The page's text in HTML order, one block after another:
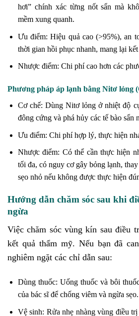
hơi” chính xác từng nốt sẩn mà
mềm xung quanh.
Ưu điểm: Hiệu quả cao (>95%), an
thời gian hồi phục nhanh, mang lại
Nhược điểm: Chi phí cao hơn các
Phương pháp áp lạnh bằng Nitơ lỏng
Cơ chế: Dùng Nitơ lỏng ở nhiệt độ
đông cứng và phá hủy các tế bào sẩn
Ưu điểm: Chi phí hợp lý, thực hiện
Nhược điểm: Có thể cần thực hiện
tối đa, có nguy cơ gây bỏng lạnh,
sẹo nhỏ nếu không được thực hiện
Hướng dẫn chăm sóc sau khi
ngừa
Việc chăm sóc vùng kín sau điều
kết quả thẩm mỹ. Nếu bạn đã
nghiêm ngặt các chỉ dẫn sau:
Dùng thuốc: Uống thuốc và bôi
của bác sĩ để chống viêm và ngừa sẹo.
Vệ sinh: Rửa nhẹ nhàng vùng điều